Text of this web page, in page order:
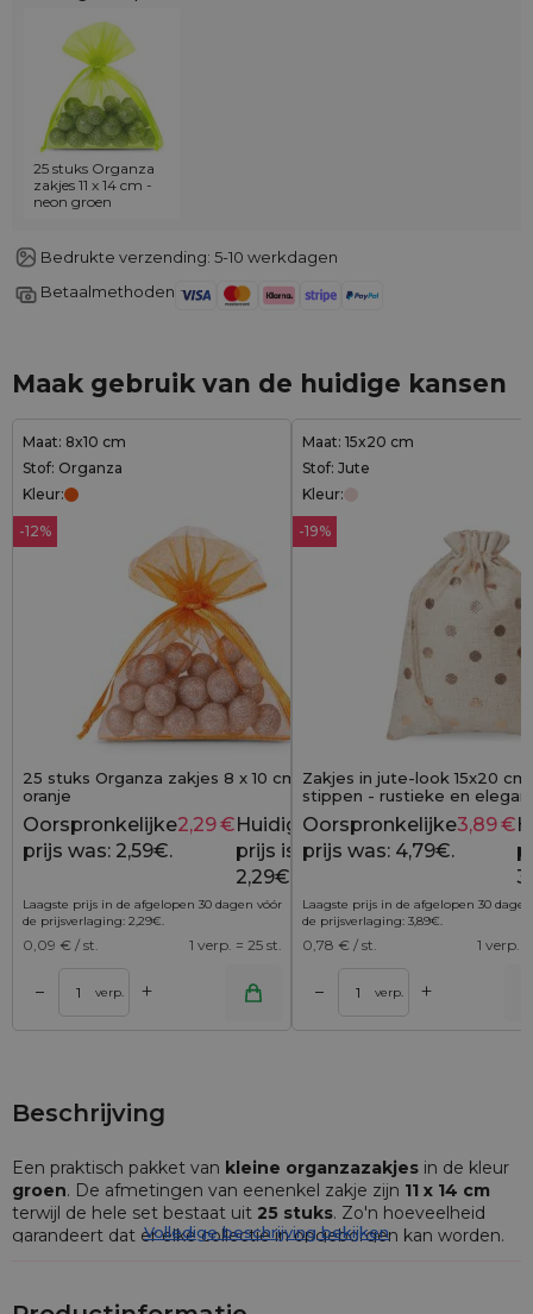
25 stuks Organza
zakjes 11 x 14 cm -
neon groen
Bedrukte verzending: 5-10 werkdagen
Betaalmethoden
Maak gebruik van de huidige kansen
Maat: 8x10 cm
Stof: Organza
Kleur:
-12%
25 stuks Organza zakjes 8 x 10 cm -
oranje
2,59 €
Oorspronkelijke
prijs was: 2,59€.
2,29€Huidige
prijs is:
2,29€.
Laagste prijs in de afgelopen 30 dagen vóór
de prijsverlaging: 2,29€.
0,09 € / st. 1 verp. = 25 st.
– verp. +
Maat: 15x20 cm
Stof: Jute
Kleur:
-19%
Zakjes in jute-look 15x20
stippen - rustieke en
cadeauverpakking
Oorspronkelijke
prijs was: 4,79€.
3,89€
Laagste prijs in de afgelopen 30
de prijsverlaging: 3,89€.
0,78 € / st. 1 verp.
– verp. +
Toevoegen aan winkelwagen Toevoegen aan
Beschrijving
Een praktisch pakket van kleine organzazakjes in de kleur
groen. De afmetingen van eenenkel zakje zijn 11 x 14 cm
terwijl de hele set bestaat uit 25 stuks. Zo'n hoeveelheid
garandeert dat er elke collectie in opgeborgen kan worden.
Volledige beschrijving bekijken